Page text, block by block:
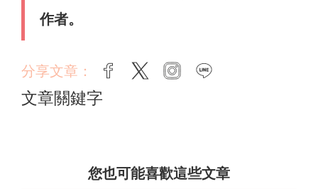
作者。
分享文章： facebook
twitter instagram
文章關鍵字
您也可能喜歡這些文章